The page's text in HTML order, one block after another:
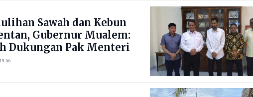
Sawah dan Kebun
Gubernur Mualem:
Dukungan Pak Menteri